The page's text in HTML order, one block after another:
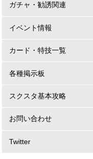
ガチャ・勧誘関連
イベント情報
カード・特技一覧
各種掲示板
スクスタ基本攻略
お問い合わせ
Twitter